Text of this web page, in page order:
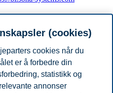
Oslo.
Disclaimer
(cookies)
cookies når du
er å forbedre din
statistikk og
annonser